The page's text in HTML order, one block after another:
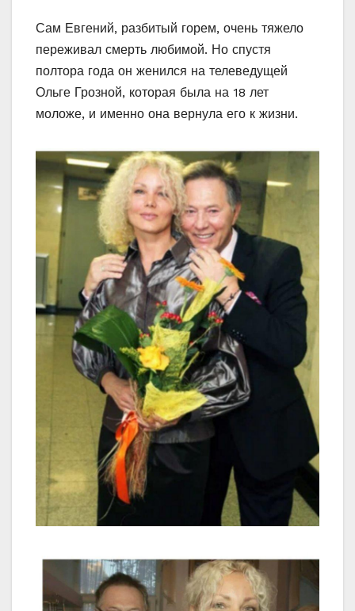
Сам Евгений, разбитый горем, очень тяжело
переживал смерть любимой. Но спустя
полтора года он женился на телеведущей
Ольге Грозной, которая была на 18 лет
моложе, и именно она вернула его к жизни.